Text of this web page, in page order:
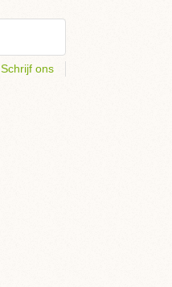
Schrijf ons